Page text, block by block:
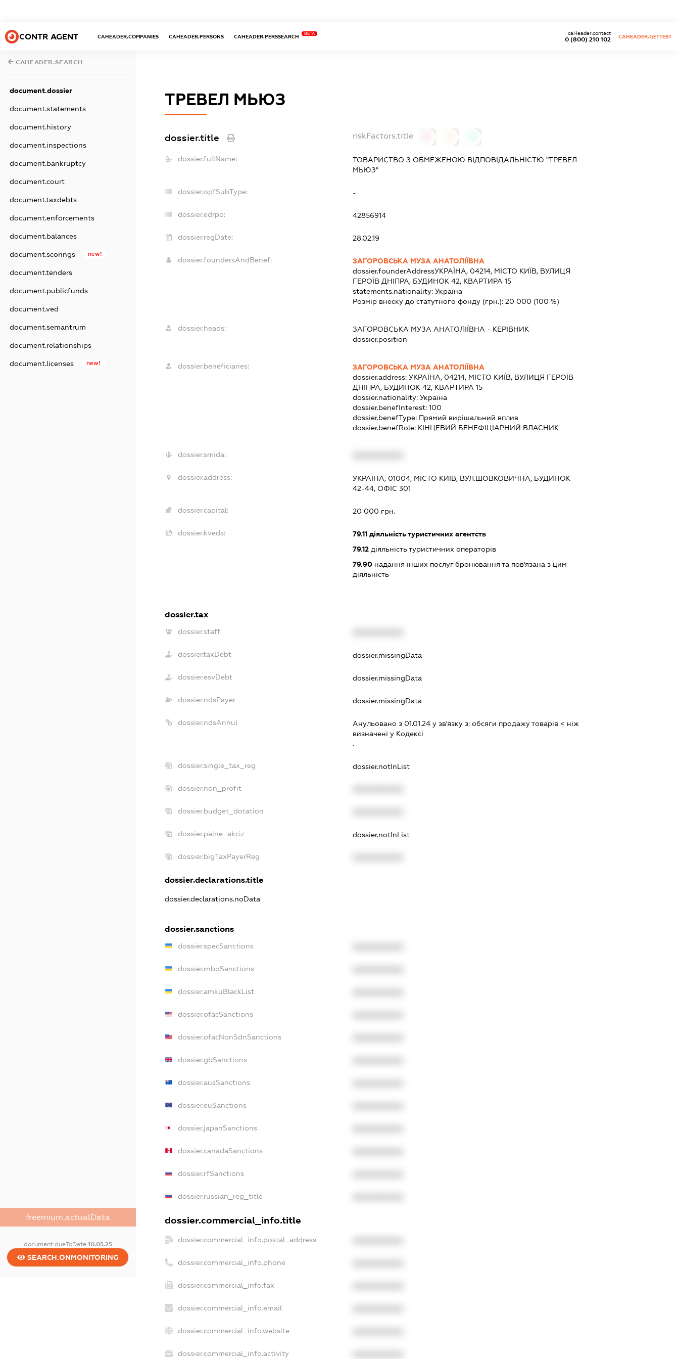
CONTR AGENT CAHEADER.COMPANIES CAHEADER.PERSONS CAHEADER.PERSSEARCH
BETA
0 (800) 210 102
caHeader.contact
CAHEADER.GETTEST
CAHEADER.SEARCH
document.dossier
document.statements
document.history
document.inspections
document.bankruptcy
document.court
document.taxdebts
document.enforcements
document.balances
document.scorings new!
document.tenders
document.publicfunds
document.ved
document.semantrum
document.relationships
document.licenses new!
freemium.actualData
document.dueToDate 10.05.25
SEARCH.ONMONITORING
ТРЕВЕЛ МЬЮЗ
dossier.title riskFactors.title
dossier.fullName:
ТОВАРИСТВО З ОБМЕЖЕНОЮ ВІДПОВІДАЛЬНІСТЮ "ТРЕВЕЛ
МЬЮЗ"
dossier.opfSubType: -
dossier.edrpo: 42856914
dossier.regDate: 28.02.19
dossier.foundersAndBenef:
ЗАГОРОВСЬКА МУЗА АНАТОЛІЇВНА
dossier.founderAddressУКРАЇНА, 04214, МІСТО КИЇВ, ВУЛИЦЯ
ГЕРОЇВ ДНІПРА, БУДИНОК 42, КВАРТИРА 15
statements.nationality: Україна
Розмір внеску до статутного фонду (грн.): 20 000 (100 %)
dossier.heads: ЗАГОРОВСЬКА МУЗА АНАТОЛІЇВНА - КЕРІВНИК
dossier.position -
dossier.beneficiaries:
ЗАГОРОВСЬКА МУЗА АНАТОЛІЇВНА
dossier.address: УКРАЇНА, 04214, МІСТО КИЇВ, ВУЛИЦЯ ГЕРОЇВ
ДНІПРА, БУДИНОК 42, КВАРТИРА 15
dossier.nationality: Україна
dossier.benefInterest: 100
dossier.benefType: Прямий вирішальний вплив
dossier.benefRole: КІНЦЕВИЙ БЕНЕФІЦІАРНИЙ ВЛАСНИК
dossier.smida:
dossier.address:
УКРАЇНА, 01004, МІСТО КИЇВ, ВУЛ.ШОВКОВИЧНА, БУДИНОК
42-44, ОФІС 301
dossier.capital: 20 000 грн.
dossier.kveds: 79.11діяльність туристичних агентств
79.12діяльність туристичних операторів
79.90надання інших послуг бронювання та пов'язана з цим
діяльність
dossier.tax
dossier.staff
dossier.taxDebt dossier.missingData
dossier.esvDebt dossier.missingData
dossier.ndsPayer dossier.missingData
dossier.ndsAnnul Анульовано з 01.01.24 у зв'язку з: обсяги продажу товарiв < нiж
визначенi у Кодексi
.
dossier.single_tax_reg dossier.notInList
dossier.non_profit
dossier.budget_dotation
dossier.palne_akciz dossier.notInList
dossier.bigTaxPayerReg
dossier.declarations.title
dossier.declarations.noData
dossier.sanctions
dossier.specSanctions
dossier.rnboSanctions
dossier.amkuBlackList
dossier.ofacSanctions
dossier.ofacNonSdnSanctions
dossier.gbSanctions
dossier.ausSanctions
dossier.euSanctions
dossier.japanSanctions
dossier.canadaSanctions
dossier.rfSanctions
dossier.russian_reg_title
dossier.commercial_info.title
dossier.commercial_info.postal_address
dossier.commercial_info.phone
dossier.commercial_info.fax
dossier.commercial_info.email
dossier.commercial_info.website
dossier.commercial_info.activity